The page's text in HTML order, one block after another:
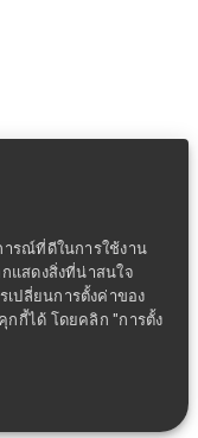
ารณ์ที่ดีในการใช้งาน
แสดงสิ่งที่น่าสนใจ
ปลี่ยนการตั้งค่าของ
กกี้ได้ โดยคลิก "การตั้ง